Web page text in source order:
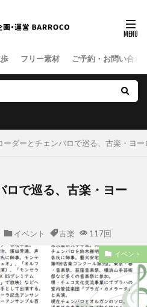
フリー素材 ご予約・お問い合わ
ーダーとチェンバロで巡る、古楽・ヨ
ロで巡る、古楽・ヨー
イベント 古楽 117回
イベント